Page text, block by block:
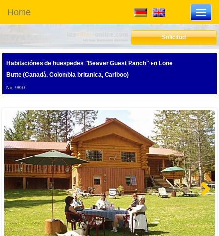
Home
Habitaciónes de huespedes "Beaver Guest Ranch" en Lone
Butte (Canadá, Colombia britanica, Cariboo)
No. 9820
Solicitud
Next